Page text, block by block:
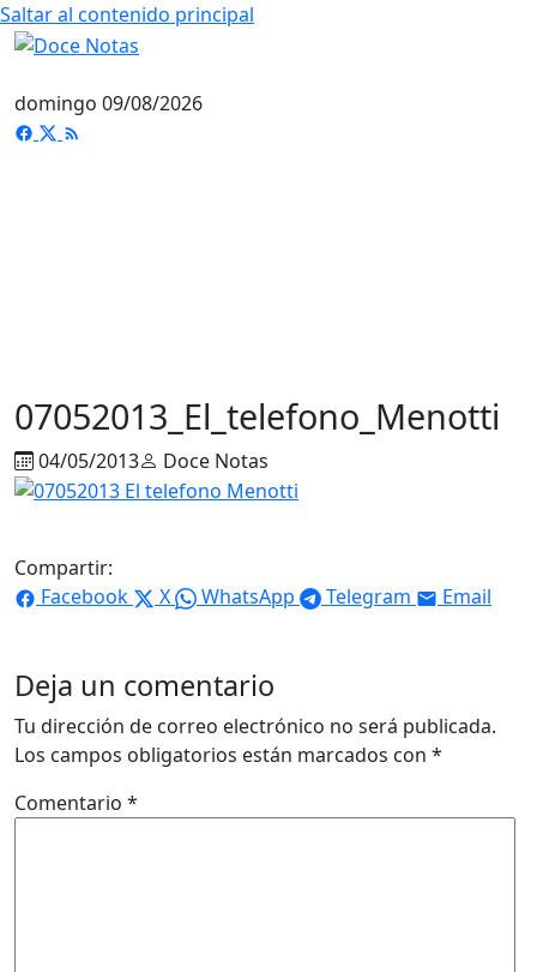
Saltar al contenido principal
domingo 09/08/2026
07052013_El_telefono_Menotti
04/05/2013 Doce Notas
Compartir:
Facebook
X WhatsApp Telegram Email
Deja un comentario
Tu dirección de correo electrónico no será publicada.
Los campos obligatorios están marcados con *
Comentario *